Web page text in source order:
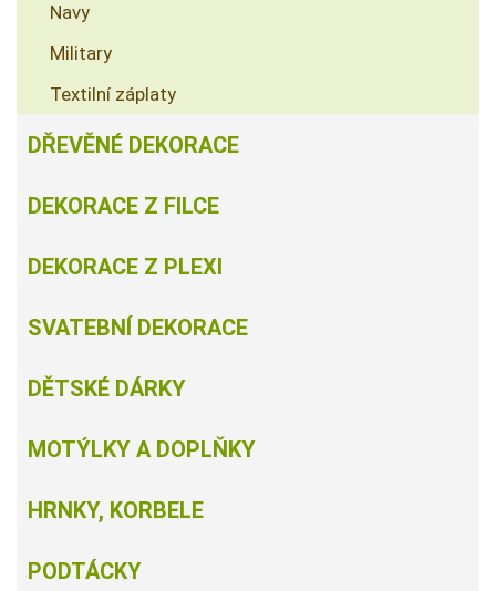
Navy
Military
Textilní záplaty
DŘEVĚNÉ DEKORACE
DEKORACE Z FILCE
DEKORACE Z PLEXI
SVATEBNÍ DEKORACE
DĚTSKÉ DÁRKY
MOTÝLKY A DOPLŇKY
HRNKY, KORBELE
PODTÁCKY